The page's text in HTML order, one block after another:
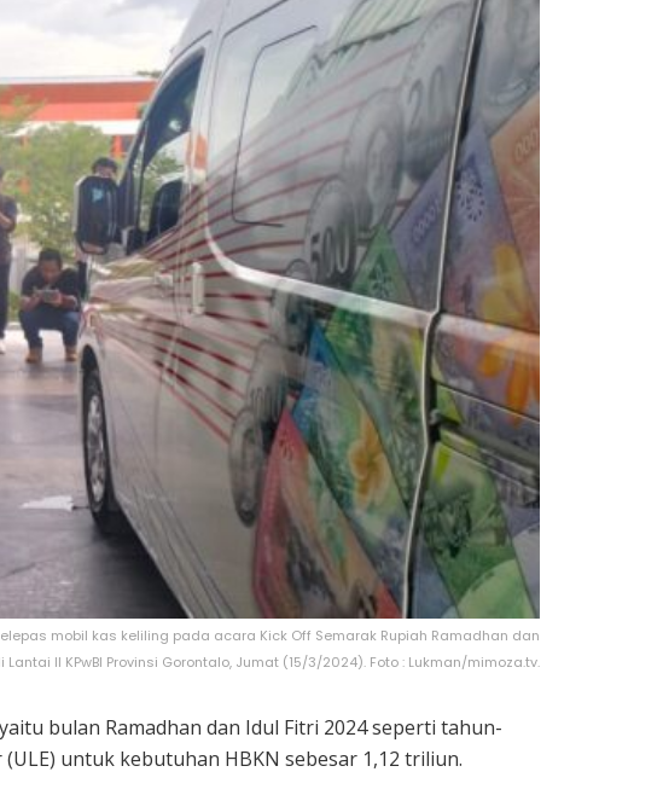
mobil kas keliling pada acara Kick Off Semarak Rupiah Ramadhan dan
II KPwBI Provinsi Gorontalo, Jumat (15/3/2024). Foto : Lukman/mimoza.tv.
bulan Ramadhan dan Idul Fitri 2024 seperti tahun-
untuk kebutuhan HBKN sebesar 1,12 triliun.